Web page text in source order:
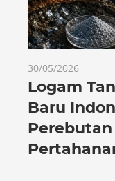
30/05/2026
Logam
Baru